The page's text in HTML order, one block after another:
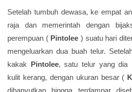
Setelah tumbuh dewasa, ke empat
raja dan memerintah dengan
perempuan ( Pintolee ) suatu hari
mengeluarkan dua buah telur.
kakak Pintolee, satu telur yang dia
kulit kerang, dengan ukuran besar (
dihanyutkan hingga terdampar